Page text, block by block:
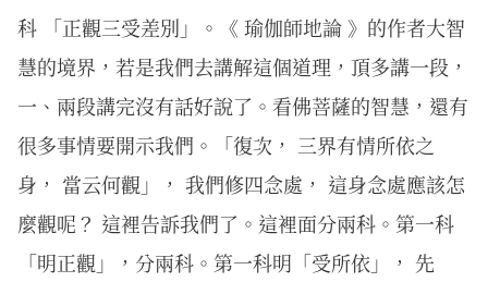
科 「正觀三受差別」。《 瑜伽師地論 》的作者大智
慧的境界，若是我們去講解這個道理，頂多講一段，
一、兩段講完沒有話好說了。看佛菩薩的智慧，還有
很多事情要開示我們。「復次， 三界有情所依之
身， 當云何觀」， 我們修四念處， 這身念處應該怎
麼觀呢？ 這裡告訴我們了。這裡面分兩科。第一科
「明正觀」，分兩科。第一科明「受所依」， 先